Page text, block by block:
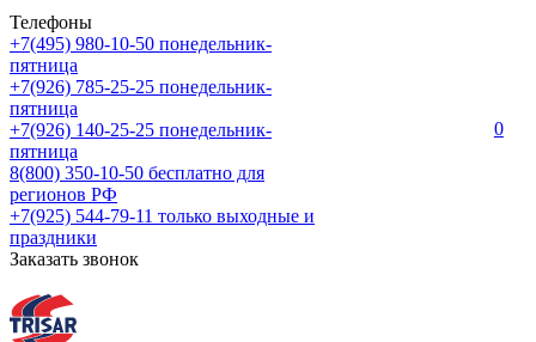
Телефоны
+7(495) 980-10-50 понедельник-
пятница
+7(926) 785-25-25 понедельник-
пятница
+7(926) 140-25-25 понедельник-
пятница
8(800) 350-10-50 бесплатно для
регионов РФ
+7(925) 544-79-11 только выходные и
праздники
Заказать звонок
0